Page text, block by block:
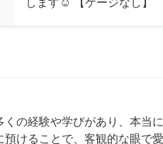
します☺︎ 【ケージなし】
の経験や学びがあり、本当
けることで、客観的な眼で